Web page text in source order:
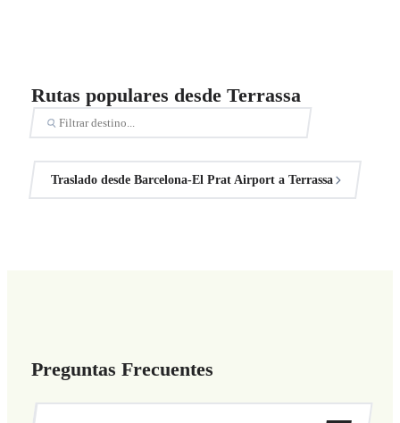
Rutas populares desde Terrassa
Traslado desde Barcelona-El Prat Airport a Terrassa
Preguntas Frecuentes